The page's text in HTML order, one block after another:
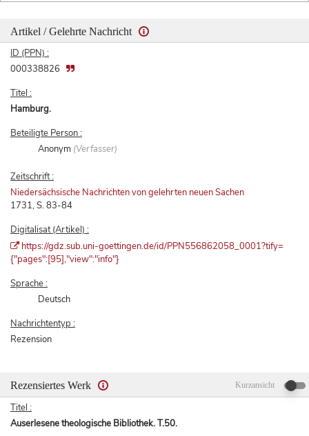
Artikel / Gelehrte Nachricht
ID (PPN) :
000338826
Titel :
Hamburg.
Beteiligte Person :
Anonym (Verfasser)
Zeitschrift :
Niedersächsische Nachrichten von gelehrten neuen Sachen
1731, S. 83-84
Digitalisat (Artikel) :
https://gdz.sub.uni-goettingen.de/id/PPN556862058_0001?tify=
{"pages":[95],"view":"info"}
Sprache :
Deutsch
Nachrichtentyp :
Rezension
Rezensiertes Werk Kurzansicht
Titel :
Auserlesene theologische Bibliothek. T.50.